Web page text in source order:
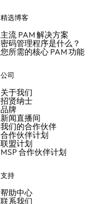
精选博客
主流 PAM 解决方案
密码管理程序是什么？
您所需的核心 PAM 功能
公司
关于我们
招贤纳士
品牌
新闻直播间
我们的合作伙伴
合作伙伴计划
联盟计划
MSP 合作伙伴计划
支持
帮助中心
联系我们